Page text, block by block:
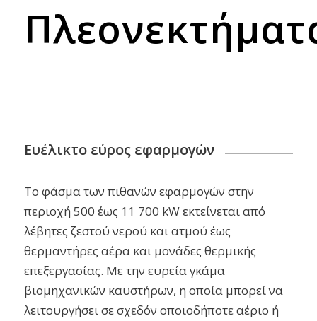
Ευέλικτο εύρος εφαρμογών
Το φάσμα των πιθανών εφαρμογών στην
περιοχή 500 έως 11 700 kW εκτείνεται από
λέβητες ζεστού νερού και ατμού έως
θερμαντήρες αέρα και μονάδες θερμικής
επεξεργασίας. Με την ευρεία γκάμα
βιομηχανικών καυστήρων, η οποία μπορεί να
λειτουργήσει σε σχεδόν οποιοδήποτε αέριο ή